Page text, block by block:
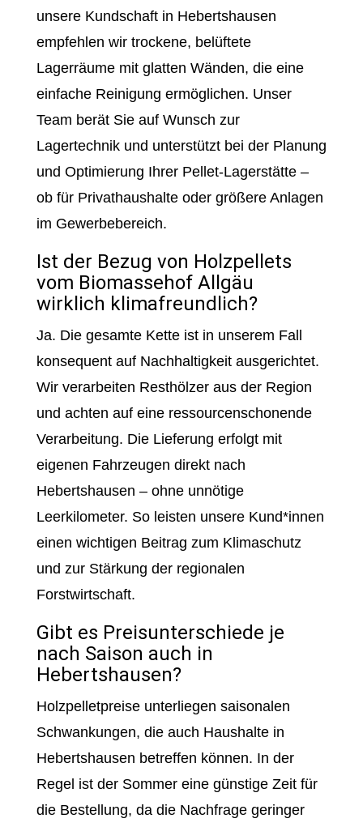
unsere Kundschaft in Hebertshausen
empfehlen wir trockene, belüftete
Lagerräume mit glatten Wänden, die eine
einfache Reinigung ermöglichen. Unser
Team berät Sie auf Wunsch zur
Lagertechnik und unterstützt bei der Planung
und Optimierung Ihrer Pellet-Lagerstätte –
ob für Privathaushalte oder größere Anlagen
im Gewerbebereich.
Ist der Bezug von Holzpellets
vom Biomassehof Allgäu
wirklich klimafreundlich?
Ja. Die gesamte Kette ist in unserem Fall
konsequent auf Nachhaltigkeit ausgerichtet.
Wir verarbeiten Resthölzer aus der Region
und achten auf eine ressourcenschonende
Verarbeitung. Die Lieferung erfolgt mit
eigenen Fahrzeugen direkt nach
Hebertshausen – ohne unnötige
Leerkilometer. So leisten unsere Kund*innen
einen wichtigen Beitrag zum Klimaschutz
und zur Stärkung der regionalen
Forstwirtschaft.
Gibt es Preisunterschiede je
nach Saison auch in
Hebertshausen?
Holzpelletpreise unterliegen saisonalen
Schwankungen, die auch Haushalte in
Hebertshausen betreffen können. In der
Regel ist der Sommer eine günstige Zeit für
die Bestellung, da die Nachfrage geringer